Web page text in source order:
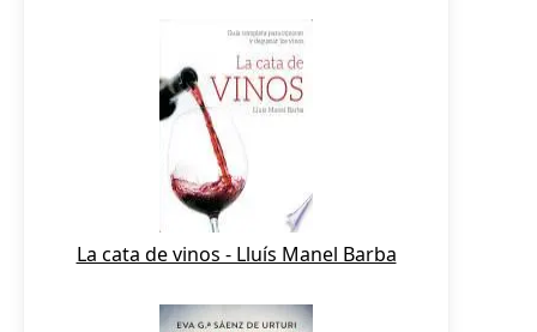
La cata de vinos - Lluís Manel Barba